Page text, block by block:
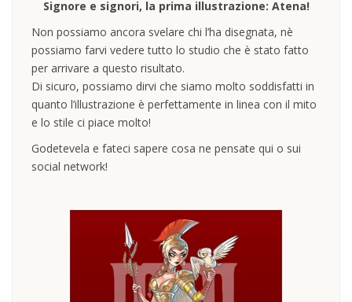
Signore e signori, la prima illustrazione: Atena!
Non possiamo ancora svelare chi l’ha disegnata, nè
possiamo farvi vedere tutto lo studio che è stato fatto
per arrivare a questo risultato.
Di sicuro, possiamo dirvi che siamo molto soddisfatti in
quanto l’illustrazione è perfettamente in linea con il mito
e lo stile ci piace molto!
Godetevela e fateci sapere cosa ne pensate qui o sui
social network!